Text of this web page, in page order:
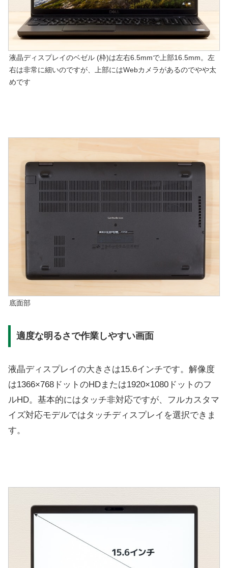
液晶ディスプレイのベゼル (枠)は左右6.5mmで上部16.5mm。左
右は非常に細いのですが、上部にはWebカメラがあるのでやや太
めです
底面部
適度な明るさで作業しやすい画面
液晶ディスプレイの大きさは15.6インチです。解像度
は1366×768ドットのHDまたは1920×1080ドットのフ
ルHD。基本的にはタッチ非対応ですが、フルカスタマ
イズ対応モデルではタッチディスプレイを選択できま
す。